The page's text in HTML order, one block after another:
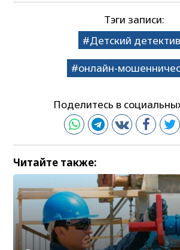
Тэги записи:
Детский детектив
онлайн-
Поделитесь в
Читайте также: